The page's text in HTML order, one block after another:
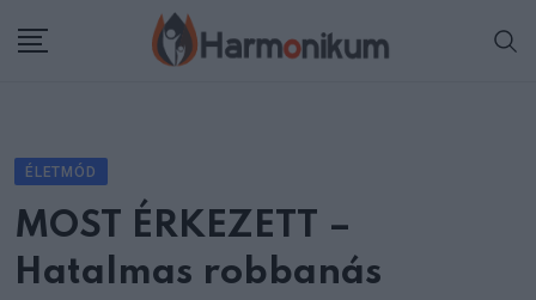
ÉLETMÓD
MOST ÉRKEZETT –
Hatalmas robbanás